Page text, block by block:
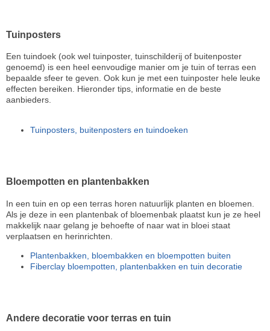
Tuinposters
Een tuindoek (ook wel tuinposter, tuinschilderij of buitenposter
genoemd) is een heel eenvoudige manier om je tuin of terras een
bepaalde sfeer te geven. Ook kun je met een tuinposter hele leuke
effecten bereiken. Hieronder tips, informatie en de beste
aanbieders.
Tuinposters, buitenposters en tuindoeken
Bloempotten en plantenbakken
In een tuin en op een terras horen natuurlijk planten en bloemen.
Als je deze in een plantenbak of bloemenbak plaatst kun je ze heel
makkelijk naar gelang je behoefte of naar wat in bloei staat
verplaatsen en herinrichten.
Plantenbakken, bloembakken en bloempotten buiten
Fiberclay bloempotten, plantenbakken en tuin decoratie
Andere decoratie voor terras en tuin